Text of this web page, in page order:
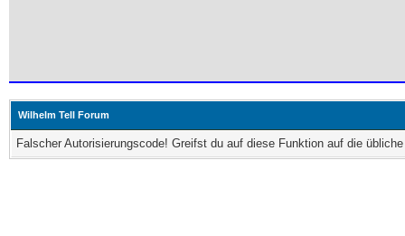
Wilhelm Tell Forum
Falscher Autorisierungscode! Greifst du auf diese Funktion auf die